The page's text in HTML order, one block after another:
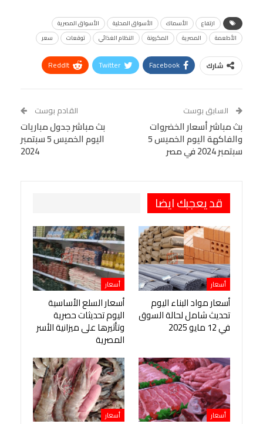
ارتفاع الأسماك الأسواق المحلية
الأسواق المصرية
الأطعمة
المصرية المكرونة النظام الغذائي توقعات سعر
شارك Facebook
Twitter
ReddIt
Tumblr
البريد الإلكتروني
StumbleUpon
VK
Digg
LINE
BlackBerry
Viber
السابق بوست
بث مباشر أسعار الخضروات
والفاكهة اليوم الخميس 5
سبتمبر 2024 في مصر
القادم بوست
بث مباشر جدول مباريات
اليوم الخميس 5 سبتمبر
2024
قد يعجبك ايضا
أسعار
أسعار مواد البناء اليوم
تحديث شامل لحالة السوق
في 12 مايو 2025
أسعار
أسعار السلع الأساسية
اليوم تحديثات حصرية
وتأثيرها على ميزانية الأسر
المصرية
أسعار أسعار